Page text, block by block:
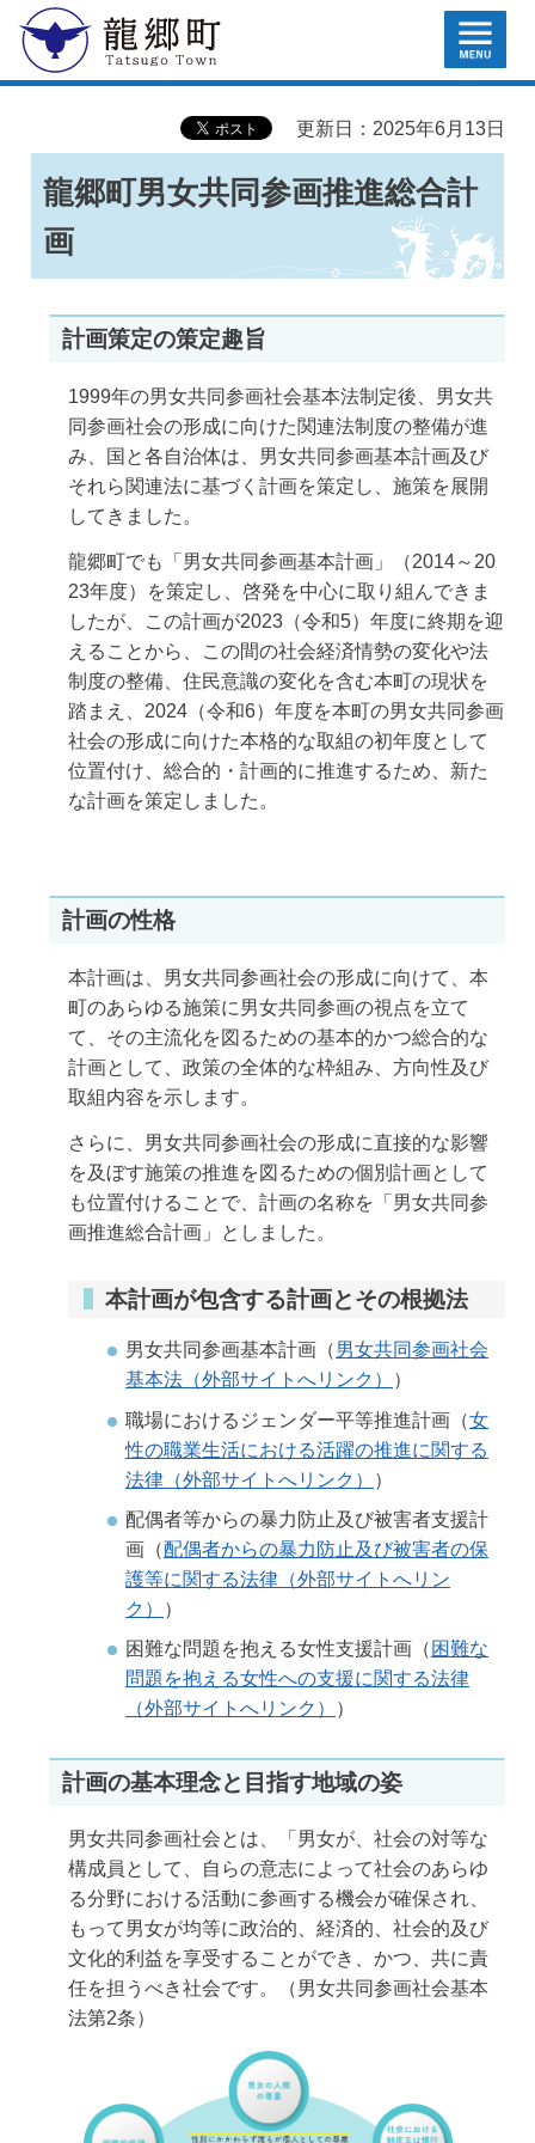
龍郷町 MENU
更新日：2025年6月13日
龍郷町男女共同参画推進総合計
画
計画策定の策定趣旨
1999年の男女共同参画社会基本法制定後、男女共
同参画社会の形成に向けた関連法制度の整備が進
み、国と各自治体は、男女共同参画基本計画及び
それら関連法に基づく計画を策定し、施策を展開
してきました。
龍郷町でも「男女共同参画基本計画」（2014～20
23年度）を策定し、啓発を中心に取り組んできま
したが、この計画が2023（令和5）年度に終期を迎
えることから、この間の社会経済情勢の変化や法
制度の整備、住民意識の変化を含む本町の現状を
踏まえ、2024（令和6）年度を本町の男女共同参画
社会の形成に向けた本格的な取組の初年度として
位置付け、総合的・計画的に推進するため、新た
な計画を策定しました。
計画の性格
本計画は、男女共同参画社会の形成に向けて、本
町のあらゆる施策に男女共同参画の視点を立て
て、その主流化を図るための基本的かつ総合的な
計画として、政策の全体的な枠組み、方向性及び
取組内容を示します。
さらに、男女共同参画社会の形成に直接的な影響
を及ぼす施策の推進を図るための個別計画として
も位置付けることで、計画の名称を「男女共同参
画推進総合計画」としました。
本計画が包含する計画とその根拠法
男女共同参画基本計画（男女共同参画社会
基本法（外部サイトへリンク）
）
職場におけるジェンダー平等推進計画（女
性の職業生活における活躍の推進に関する
法律（外部サイトへリンク）
）
配偶者等からの暴力防止及び被害者支援計
画（配偶者からの暴力防止及び被害者の保
護等に関する法律（外部サイトへリン
ク）
）
困難な問題を抱える女性支援計画（困難な
問題を抱える女性への支援に関する法律
（外部サイトへリンク）
）
計画の基本理念と目指す地域の姿
男女共同参画社会とは、「男女が、社会の対等な
構成員として、自らの意志によって社会のあらゆ
る分野における活動に参画する機会が確保され、
もって男女が均等に政治的、経済的、社会的及び
文化的利益を享受することができ、かつ、共に責
任を担うべき社会です。（男女共同参画社会基本
法第2条）